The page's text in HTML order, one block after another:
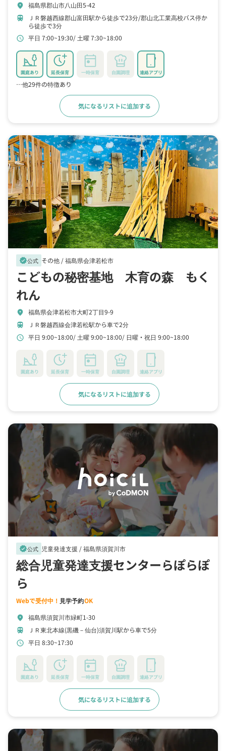
location_on 福島県郡山市八山田5-42
train ＪＲ磐越西線郡山富田駅から徒歩で23分 郡山北工業高校バス停か
ら徒歩で3分
schedule 平日 7:00~19:30 土曜 7:30~18:00
園庭あり 延長保育 一時保育 自園調理 連絡アプリ
…他29件の特徴あり
気になるリストに追加する
verified公式 その他 /福島県会津若松市
こどもの秘密基地 木育の森 もく
れん
location_on 福島県会津若松市大町2丁目9-9
train ＪＲ磐越西線会津若松駅から車で2分
schedule 平日 9:00~18:00 土曜 9:00~18:00 日曜・祝日 9:00~18:00
園庭あり 延長保育 一時保育 自園調理 連絡アプリ
気になるリストに追加する
verified公式 児童発達支援 /福島県須賀川市
総合児童発達支援センターらぽらぽ
ら
Webで受付中！ 見学予約OK
location_on 福島県須賀川市緑町1-30
train ＪＲ東北本線(黒磯－仙台)須賀川駅から車で5分
schedule 平日 8:30~17:30
園庭あり 延長保育 一時保育 自園調理 連絡アプリ
気になるリストに追加する